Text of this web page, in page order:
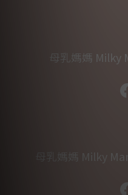
母乳媽媽 Milky
母乳媽媽 Milky